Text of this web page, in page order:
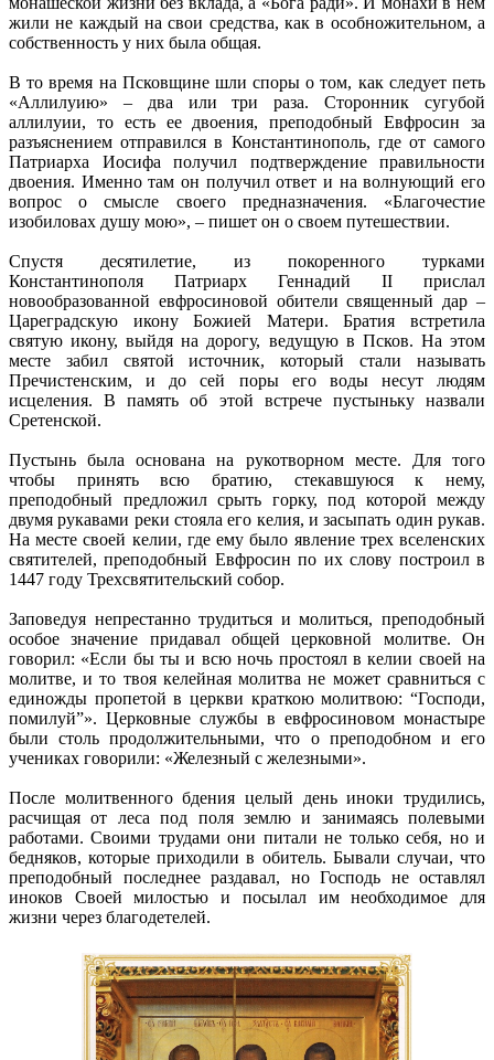
жили не каждый на свои средства, как в особножительном, а
собственность у них была общая.
В то время на Псковщине шли споры о том, как следует петь
«Аллилуию» – два или три раза. Сторонник сугубой
аллилуии, то есть ее двоения, преподобный Евфросин за
разъяснением отправился в Константинополь, где от самого
Патриарха Иосифа получил подтверждение правильности
двоения. Именно там он получил ответ и на волнующий его
вопрос о смысле своего предназначения. «Благочестие
изобиловах душу мою», – пишет он о своем путешествии.
Спустя десятилетие, из покоренного турками
Константинополя Патриарх Геннадий II прислал
новообразованной евфросиновой обители священный дар –
Цареградскую икону Божией Матери. Братия встретила
святую икону, выйдя на дорогу, ведущую в Псков. На этом
месте забил святой источник, который стали называть
Пречистенским, и до сей поры его воды несут людям
исцеления. В память об этой встрече пустыньку назвали
Сретенской.
Пустынь была основана на рукотворном месте. Для того
чтобы принять всю братию, стекавшуюся к нему,
преподобный предложил срыть горку, под которой между
двумя рукавами реки стояла его келия, и засыпать один рукав.
На месте своей келии, где ему было явление трех вселенских
святителей, преподобный Евфросин по их слову построил в
1447 году Трехсвятительский собор.
Заповедуя непрестанно трудиться и молиться, преподобный
особое значение придавал общей церковной молитве. Он
говорил: «Если бы ты и всю ночь простоял в келии своей на
молитве, и то твоя келейная молитва не может сравниться с
единожды пропетой в церкви краткою молитвою: “Господи,
помилуй”». Церковные службы в евфросиновом монастыре
были столь продолжительными, что о преподобном и его
учениках говорили: «Железный с железными».
После молитвенного бдения целый день иноки трудились,
расчищая от леса под поля землю и занимаясь полевыми
работами. Своими трудами они питали не только себя, но и
бедняков, которые приходили в обитель. Бывали случаи, что
преподобный последнее раздавал, но Господь не оставлял
иноков Своей милостью и посылал им необходимое для
жизни через благодетелей.